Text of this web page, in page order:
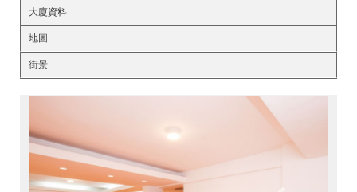
大廈資料
地圖
街景